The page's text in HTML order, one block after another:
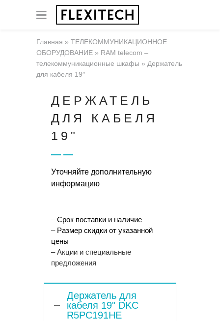
Главная » ТЕЛЕКОММУНИКАЦИОННОЕ
ОБОРУДОВАНИЕ » RAM telecom –
телекоммуникационные шкафы » Держатель
для кабеля 19″
ДЕРЖАТЕЛЬ
ДЛЯ КАБЕЛЯ
19"
Уточняйте дополнительную
информацию
– Срок поставки и наличие
– Размер скидки от указанной
цены
– Акции и специальные
предложения
Держатель для
кабеля 19" DKC
R5PC191HE